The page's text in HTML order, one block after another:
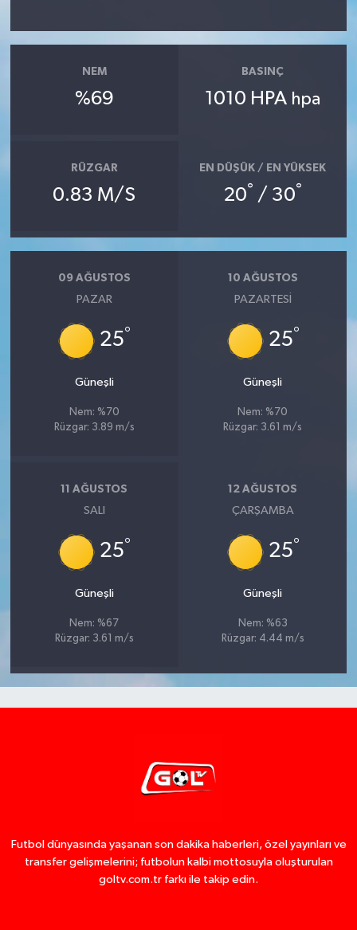
NEM
%69
BASINÇ
1010 HPA hpa
RÜZGAR
0.83 M/S
EN DÜŞÜK / EN YÜKSEK
20° / 30°
09 AĞUSTOS
PAZAR
25°
Güneşli
Nem: %70
Rüzgar: 3.89 m/s
10 AĞUSTOS
PAZARTESI
25°
Güneşli
Nem: %70
Rüzgar: 3.61 m/s
11 AĞUSTOS
SALI
25°
Güneşli
Nem: %67
Rüzgar: 3.61 m/s
12 AĞUSTOS
ÇARŞAMBA
25°
Güneşli
Nem: %63
Rüzgar: 4.44 m/s
Futbol dünyasında yaşanan son dakika haberleri, özel yayınları ve
transfer gelişmelerini; futbolun kalbi mottosuyla oluşturulan
goltv.com.tr farkı ile takip edin.